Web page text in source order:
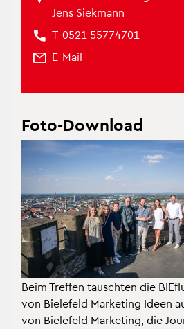
Jens Siek­mann
T 0521 55774701
E-Mail
Foto-Down­load
Beim Tref­fen tausch­ten die
von Bie­le­feld Mar­ke­ting Ideen
von Bie­le­feld Mar­ke­ting, die